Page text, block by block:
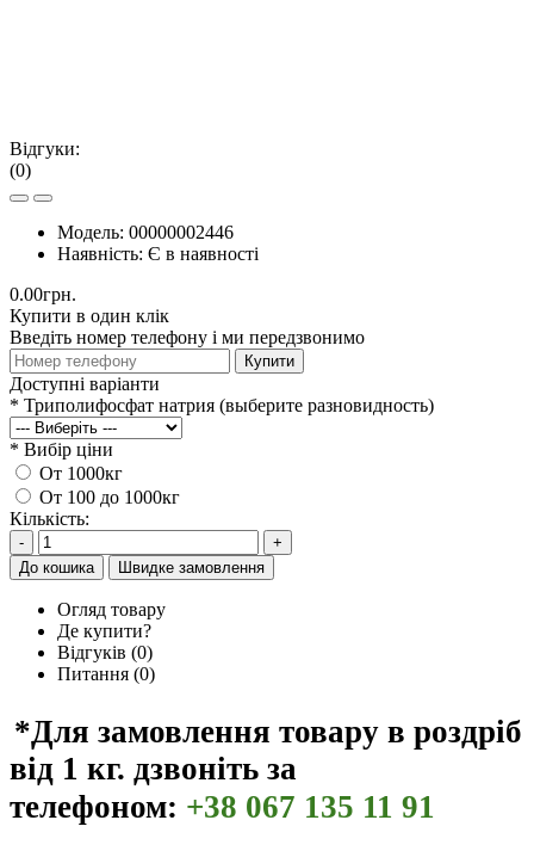
Відгуки:
(0)
Модель: 00000002446
Наявність: Є в наявності
0.00грн.
Купити в один клік
Введіть номер телефону і ми передзвонимо
Купити
Доступні варіанти
* Триполифосфат натрия (выберите разновидность)
* Вибір ціни
От 1000кг
От 100 до 1000кг
Кількість:
-
+
До кошика
Швидке замовлення
Огляд товару
Де купити?
Відгуків (0)
Питання (0)
*Для замовлення товару в роздріб
від 1 кг. дзвоніть за
телефоном: +38 067 135 11 91